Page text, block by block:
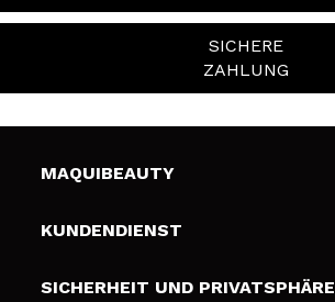
SICHERE
ZAHLUNG
MAQUIBEAUTY
Über uns
Geschenkkarten
KUNDENDIENST
Liefer- und Versandkosten
SICHERHEIT UND PRIVATSPHÄRE